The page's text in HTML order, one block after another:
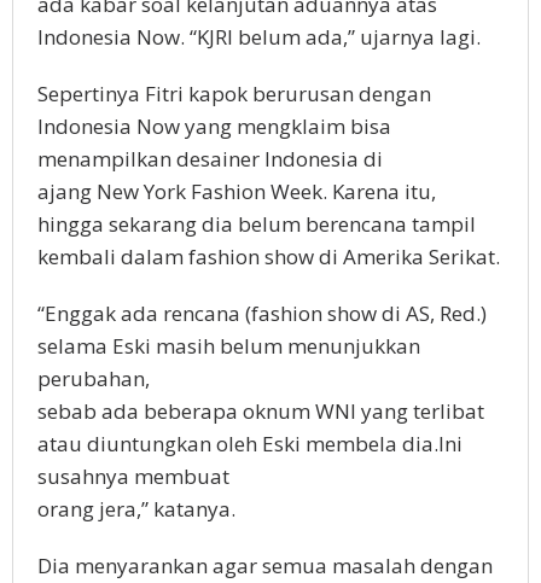
Indonesia Now. “KJRI belum ada,” ujarnya lagi.
Sepertinya Fitri kapok berurusan dengan
Indonesia Now yang mengklaim bisa
menampilkan desainer Indonesia di
ajang New York Fashion Week. Karena itu,
hingga sekarang dia belum berencana tampil
kembali dalam fashion show di Amerika Serikat.
“Enggak ada rencana (fashion show di AS, Red.)
selama Eski masih belum menunjukkan
perubahan,
sebab ada beberapa oknum WNI yang terlibat
atau diuntungkan oleh Eski membela dia.Ini
susahnya membuat
orang jera,” katanya.
Dia menyarankan agar semua masalah dengan